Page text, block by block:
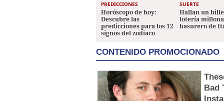
PREDICCIONES
Horóscopo de hoy:
Descubre las
predicciones para los 12
signos del zodiaco
SUERTE
Hallan un
lotería
basurero de
CONTENIDO PROMOCIONADO
Bad